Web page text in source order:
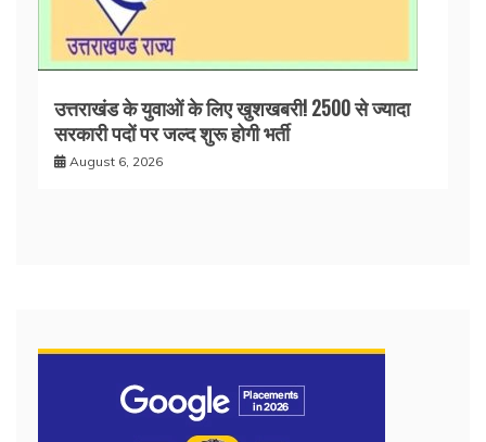
उत्तराखंड के युवाओं के लिए खुशखबरी! 2500 से ज्यादा
सरकारी पदों पर जल्द शुरू होगी भर्ती
August 6, 2026